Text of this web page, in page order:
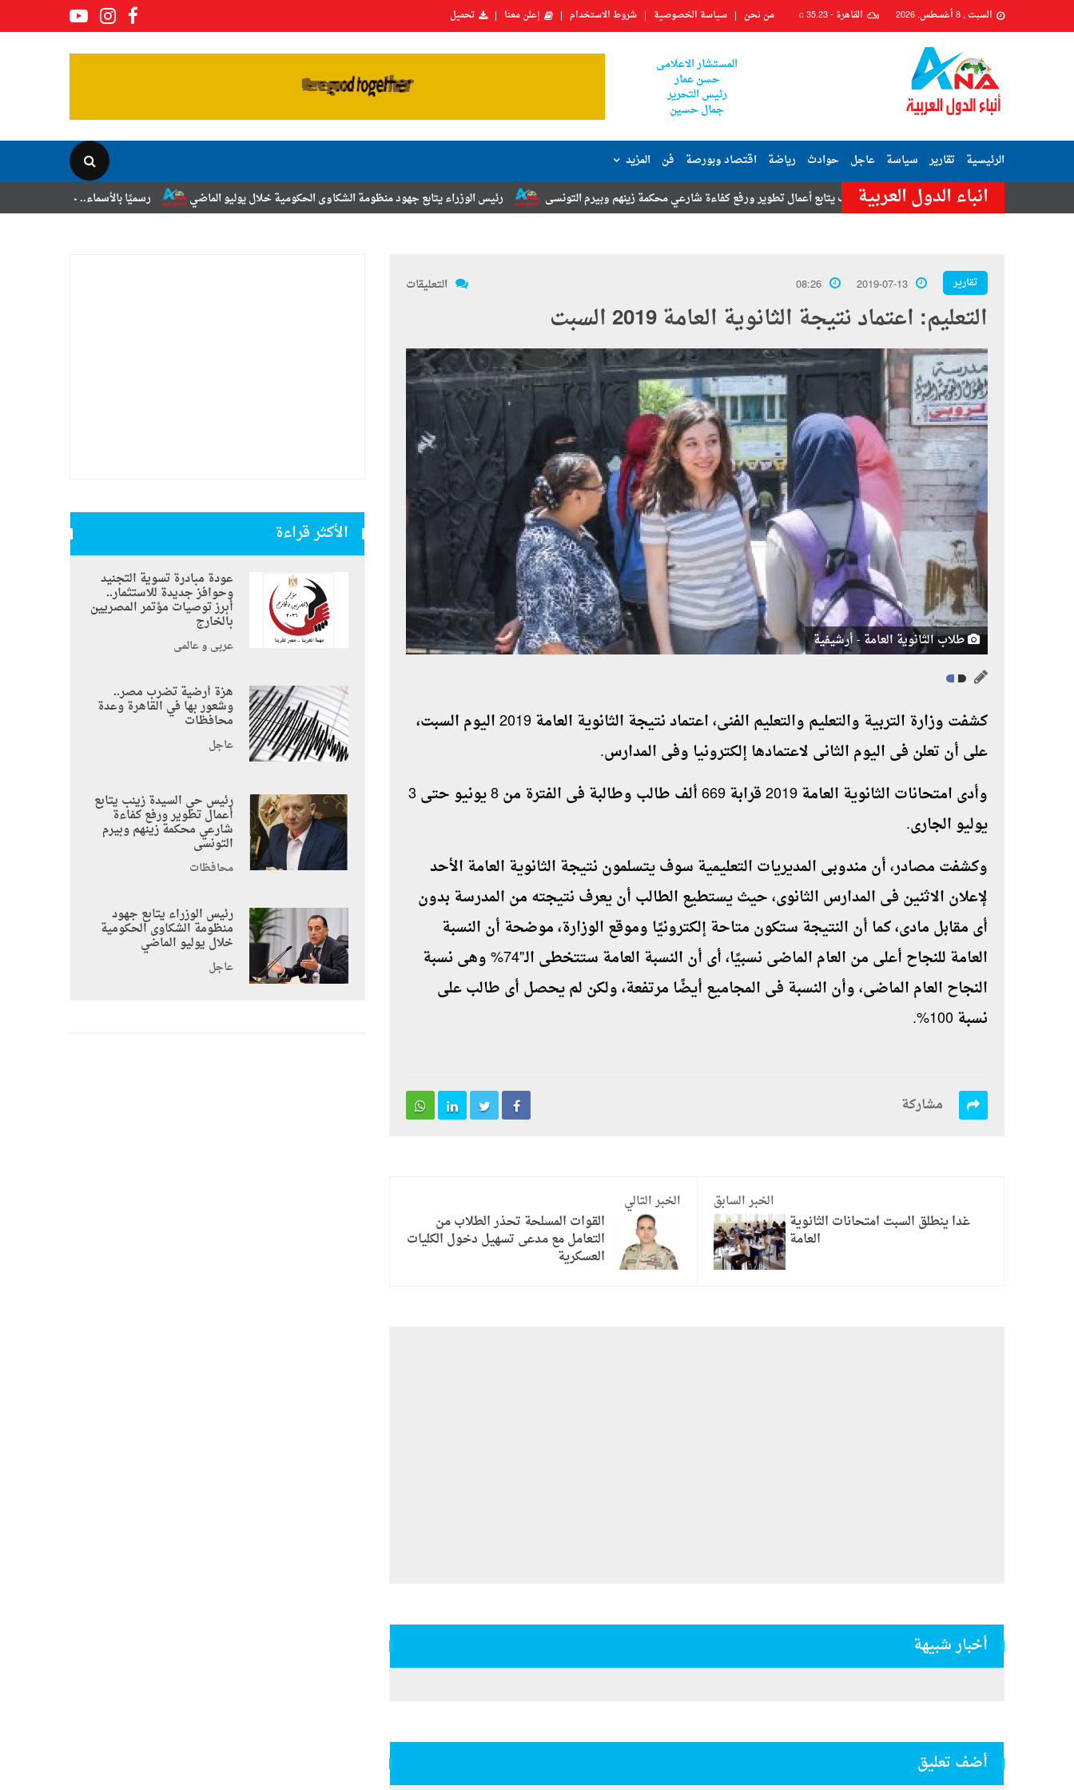
السبت , 8 أغسطس, 2026 القاهرة -35.23
C من نحن سياسة الخصوصية شروط الاستخدام إعلن معنا تحميل
المستشار الاعلامى
حسن عمار
رئيس التحرير
جمال حسين
الرئيسية تقارير سياسة عاجل حوادث رياضة اقتصاد وبورصة فن المزيد
انباء الدول العربية رسميًا بالأسماء.. حركة الترقيات والتنقلات لضباط رئيس الوزراء يتابع جهود منظومة الشكاوى الحكومية خلال يوليو الماضي رئيس حي السيدة زينب يتابع أعمال تطوير ورفع كفاءة شارعي محكمة زينهم وبيرم التونسى
تقارير 2019-07-13
08:26 التعليقات
التعليم: اعتماد نتيجة الثانوية العامة 2019 السبت
طلاب الثانوية العامة - أرشيفية
كشفت وزارة التربية والتعليم والتعليم الفنى، اعتماد نتيجة الثانوية العامة 2019 اليوم السبت،
على أن تعلن فى اليوم الثانى لاعتمادها إلكترونيا وفى المدارس.
وأدى امتحانات الثانوية العامة 2019 قرابة 669 ألف طالب وطالبة فى الفترة من 8 يونيو حتى 3
يوليو الجارى.
وكشفت مصادر، أن مندوبى المديريات التعليمية سوف يتسلمون نتيجة الثانوية العامة الأحد
لإعلان الاثنين فى المدارس الثانوى، حيث يستطيع الطالب أن يعرف نتيجته من المدرسة بدون
أى مقابل مادى، كما أن النتيجة ستكون متاحة إلكترونيًا وموقع الوزارة، موضحة أن النسبة
العامة للنجاح أعلى من العام الماضى نسبيًا، أى أن النسبة العامة ستتخطى الـ"74% وهى نسبة
النجاح العام الماضى، وأن النسبة فى المجاميع أيضًا مرتفعة، ولكن لم يحصل أى طالب على
نسبة 100%.
مشاركة
الخبر السابق
غدا ينطلق السبت امتحانات الثانوية
العامة
الخبر التالي
القوات المسلحة تحذر الطلاب من
التعامل مع مدعى تسهيل دخول الكليات
العسكرية
أخبار شبيهة
أضف تعليق
الأكثر قراءة
عودة مبادرة تسوية التجنيد
وحوافز جديدة للاستثمار..
أبرز توصيات مؤتمر المصريين
بالخارج
عربي و عالمي
هزة أرضية تضرب مصر..
وشعور بها في القاهرة وعدة
محافظات
عاجل
رئيس حي السيدة زينب يتابع
أعمال تطوير ورفع كفاءة
شارعي محكمة زينهم وبيرم
التونسى
محافظات
رئيس الوزراء يتابع جهود
منظومة الشكاوى الحكومية
خلال يوليو الماضي
عاجل